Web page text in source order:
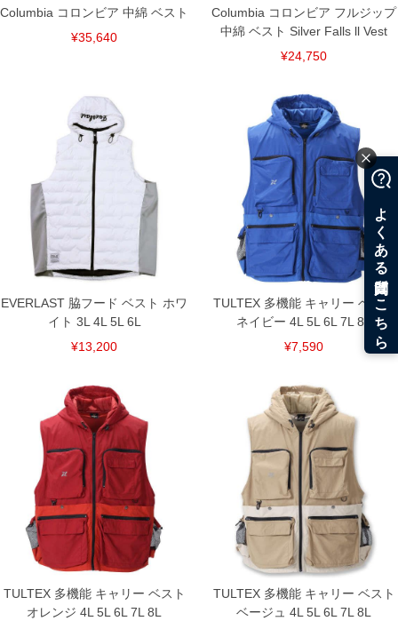
Columbia コロンビア 中綿 ベスト
¥35,640
Columbia コロンビア フルジップ
中綿 ベスト Silver Falls ll Vest
¥24,750
EVERLAST 脇フード ベスト ホワ
イト 3L 4L 5L 6L
¥13,200
TULTEX 多機能 キャリー ベスト
ネイビー 4L 5L 6L 7L 8L
¥7,590
TULTEX 多機能 キャリー ベスト
オレンジ 4L 5L 6L 7L 8L
TULTEX 多機能 キャリー ベスト
ベージュ 4L 5L 6L 7L 8L